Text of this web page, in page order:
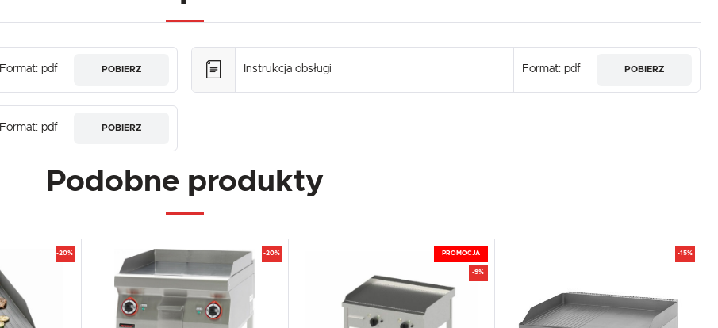
Format: pdf POBIERZ Instrukcja obsługi Format: pdf POBIERZ
Format: pdf POBIERZ
Podobne produkty
-20% -20% PROMOCJA
-9%
-15%